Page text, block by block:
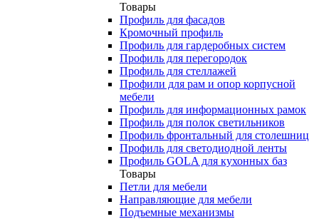
Товары
Профиль для фасадов
Кромочный профиль
Профиль для гардеробных систем
Профиль для перегородок
Профиль для стеллажей
Профили для рам и опор корпусной
мебели
Профиль для информационных рамок
Профиль для полок светильников
Профиль фронтальный для столешниц
Профиль для светодиодной ленты
Профиль GOLA для кухонных баз
Товары
Петли для мебели
Направляющие для мебели
Подъемные механизмы